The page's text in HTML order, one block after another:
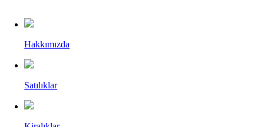
Hakkımızda
Satılıklar